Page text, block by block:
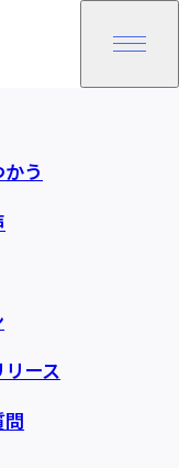
う
ース
問